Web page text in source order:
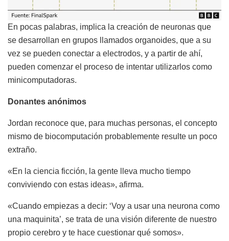
En pocas palabras, implica la creación de neuronas que
se desarrollan en grupos llamados organoides, que a su
vez se pueden conectar a electrodos, y a partir de ahí,
pueden comenzar el proceso de intentar utilizarlos como
minicomputadoras.
Donantes anónimos
Jordan reconoce que, para muchas personas, el concepto
mismo de biocomputación probablemente resulte un poco
extraño.
«En la ciencia ficción, la gente lleva mucho tiempo
conviviendo con estas ideas», afirma.
«Cuando empiezas a decir: ‘Voy a usar una neurona como
una maquinita’, se trata de una visión diferente de nuestro
propio cerebro y te hace cuestionar qué somos».